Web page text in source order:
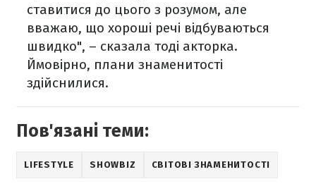
ставитися до цього з розумом, але
вважаю, що хороші речі відбуваються
швидко", – сказала тоді акторка.
Ймовірно, плани знаменитості
здійснилися.
Пов'язані теми:
LIFESTYLE SHOWBIZ СВІТОВІ ЗНАМЕНИТОСТІ